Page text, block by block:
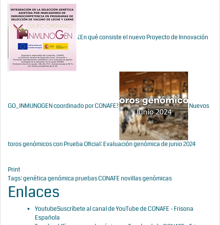
¿En qué consiste el nuevo Proyecto de Innovación
GO_INMUNOGEN coordinado por CONAFE? Nuevos
toros genómicos con Prueba Oficial: Evaluación genómica de junio 2024
Print
Tags:genéticagenómicapruebas CONAFEnovillas genómicas
Enlaces
YoutubeSuscríbete al canal de YouTube de CONAFE - Frisona
Española